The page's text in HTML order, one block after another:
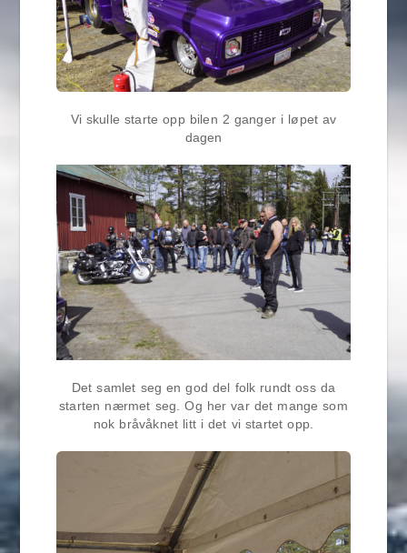
Vi skulle starte opp bilen 2 ganger i løpet av
dagen
Det samlet seg en god del folk rundt oss da
starten nærmet seg. Og her var det mange som
nok bråvåknet litt i det vi startet opp.